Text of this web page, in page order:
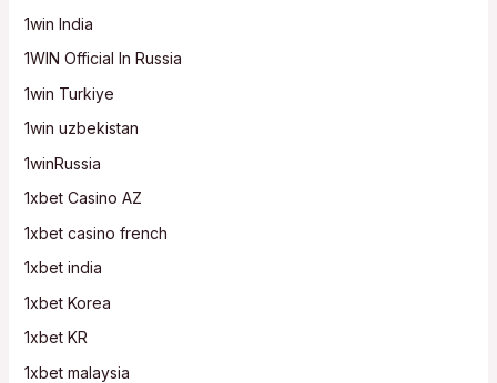
1win India
1WIN Official In Russia
1win Turkiye
1win uzbekistan
1winRussia
1xbet Casino AZ
1xbet casino french
1xbet india
1xbet Korea
1xbet KR
1xbet malaysia